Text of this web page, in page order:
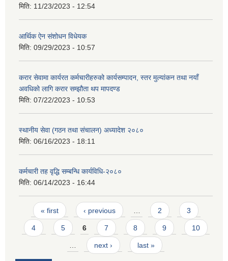
मिति: 11/23/2023 - 12:54
आर्थिक ऐन संशोधन विधेयक
मिति: 09/29/2023 - 10:57
करार सेवामा कार्यरत कर्मचारीहरुको कार्यसम्पादन, स्तर मुल्यांकन तथा नयाँ
अवधिको लागि करार सम्झौता थप मापदण्ड
मिति: 07/22/2023 - 10:53
स्थानीय सेवा (गठन तथा संचालन) अध्यादेश २०८०
मिति: 06/16/2023 - 18:11
कर्मचारी तह वृद्धि सम्बन्धि कार्यविधि-२०८०
मिति: 06/14/2023 - 16:44
Pages
« first ‹ previous 2 3
4 5 6 7 8 9 10
next › last »